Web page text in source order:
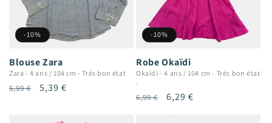
-10%
Blouse Zara
Zara -4 ans / 104 cm -Trés bon état
Prix
5,99 €
Prix
5,39 €
-10%
Robe Okaïdi
Okaïdi -4 ans / 104 cm - Trés bon état
Prix
6,99 €
Prix
6,29 €